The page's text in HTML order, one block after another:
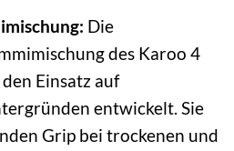
Die
des Karoo 4
Einsatz auf
entwickelt. Sie
Grip bei trockenen und